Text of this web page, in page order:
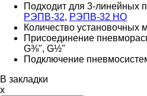
Подходит для 3-линейных
РЭПВ-32, РЭПВ-32 НО
Количество установочных
Присоединение
G⅜", G½"
Подключение
В закладки
x